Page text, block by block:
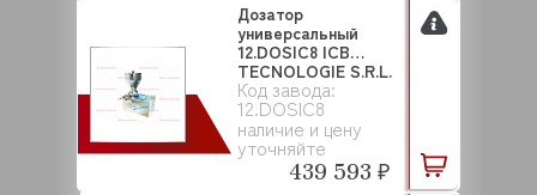
Код завода:
12.DOSIC8
наличие и цену
уточняйте
Дозатор
универсальный
12.DOSIC8 ICB
TECNOLOGIE S.R.L.
439 593 ₽